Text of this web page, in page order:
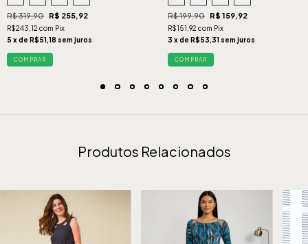
R$ 319,90 R$ 255,92
R$243,12 com Pix
5 x de R$51,18 sem juros
COMPRAR
R$ 199,90 R$ 159,92
R$151,92 com Pix
3 x de R$53,31 sem juros
COMPRAR
Produtos Relacionados